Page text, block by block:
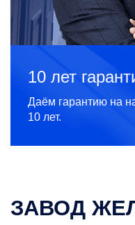
10 лет
Даём гарантию на
10 лет.
ЗАВОД